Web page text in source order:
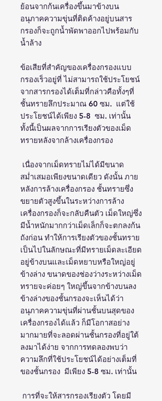
ย้อนจากก้นเครื่องขึ้นมาข้างบน
อนุภาคความขุ่นที่ติดค้างอยู่บนสาร
กรองก็จะถูกน้ำพัดพาออกไปพร้อมกับ
น้ำล้าง
ข้อเสียที่สำคัญของเครื่องกรองแบบ
กรองเร็วอยู่ที่ ไม่สามารถใช้ประโยชน์
จากสารกรองได้เต็มที่กล่าวคือทั้งๆที่
ชั้นทรายลึกประมาณ 60 ซม. แต่ใช้
ประโยชน์ได้เพียง 5-8 ซม. เท่านั้น
ทั้งนี้เป็นผลจากการเรียงตัวของเม็ด
ทรายหลังจากล้างเครื่องกรอง
เนื่องจากเม็ดทรายไม่ได้มีขนาด
สม่ำเสมอเพียงขนาดเดียว ดังนั้น ภาย
หลังการล้างเครื่องกรอง ชั้นทรายซึ่ง
ขยายตัวสูงขึ้นในระหว่างการล้าง
เครื่องกรองก็จะกลับคืนตัว เม็ดใหญ่ซึ่ง
มีน้ำหนักมากกว่าเม็ดเล็กก็จะตกลงก้น
ถังก่อน ทำให้การเรียงตัวของชั้นทราย
เป็นไปในลักษณะที่มีทรายเม็ดละเอียด
อยู่ข้างบนและเม็ดหยาบหรือใหญ่อยู่
ข้างล่าง ขนาดของช่องว่างระหว่างเม็ด
ทรายจะค่อยๆ ใหญ่ขึ้นจากข้างบนลง
ข้างล่างของชั้นกรองจะเห็นได้ว่า
อนุภาคความขุ่นที่ผ่านชั้นบนสุดของ
เครื่องกรองได้แล้ว ก็มีโอกาสอย่าง
มากมายที่จะลอดผ่านชั้นกรองที่อยู่ใต้
ลงมาได้ง่าย จากการทดลองพบว่า
ความลึกที่ใช้ประโยชน์ได้อย่างเต็มที่
ของชั้นกรอง มีเพียง 5-8 ซม. เท่านั้น
การที่จะให้สารกรองเรียงตัว โดยมี